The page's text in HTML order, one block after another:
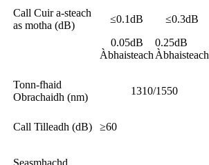
Call Cuir a-steach
as motha (dB)
≤0.1dB
0.05dB
Àbhaisteach
≤0.3dB
0.25dB
Àbhaisteach
Tonn-fhaid
Obrachaidh (nm)
1310/1550
Call Tilleadh (dB) ≥60
Seasmhachd